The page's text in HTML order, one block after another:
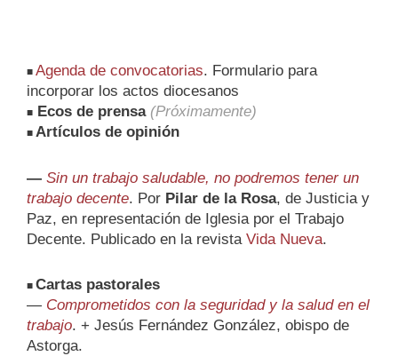
■ Agenda de convocatorias. Formulario para
incorporar los actos diocesanos
■ Ecos de prensa (Próximamente)
■ Artículos de opinión
— Sin un trabajo saludable, no podremos tener un
trabajo decente. Por Pilar de la Rosa, de Justicia y
Paz, en representación de Iglesia por el Trabajo
Decente. Publicado en la revista Vida Nueva.
■ Cartas pastorales
— Comprometidos con la seguridad y la salud en el
trabajo. + Jesús Fernández González, obispo de
Astorga.